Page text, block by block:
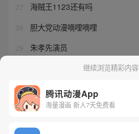
27 海贼王1123还有吗
28 胆大党动漫嘀哩嘀哩
29 朱孝先演员
姚广孝为什么帮朱棣继续浏览精彩内容
腾讯动漫App
海量漫画 新人7天免费看